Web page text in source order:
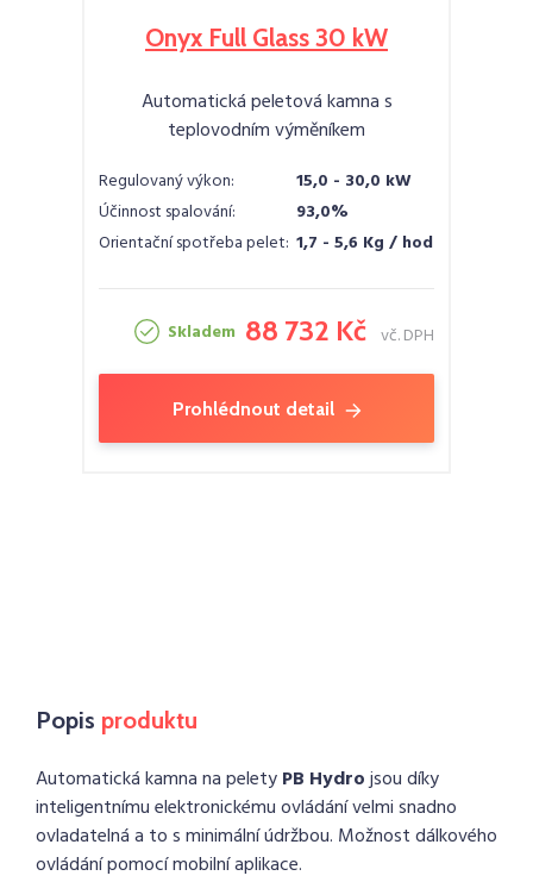
Onyx Full Glass 30 kW
Automatická peletová kamna s
teplovodním výměníkem
Regulovaný výkon:
15,0 - 30,0 kW
Účinnost spalování:
93,0%
Orientační spotřeba pelet: 1,7 - 5,6 Kg / hod
Skladem 88 732 Kč vč. DPH
Prohlédnout detail
Popis produktu
Automatická kamna na peletyPB Hydrojsou díky
inteligentnímu elektronickému ovládání velmi snadno
ovladatelná a to s minimální údržbou. Možnost dálkového
ovládání pomocí mobilní aplikace.